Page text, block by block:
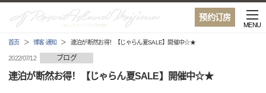
预约订房
MENU
首页 博客·通知 連泊が断然お得！【じゃらん夏SALE】開催中☆★
2022/07/12 ブログ
連泊が断然お得！【じゃらん夏SALE】開催中☆★